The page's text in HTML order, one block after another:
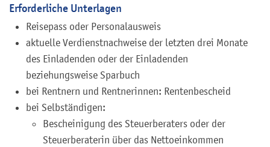
Erforderliche Unterlagen
Reisepass oder Personalausweis
aktuelle Verdienstnachweise der letzten drei Monate
des Einladenden oder der Einladenden
beziehungsweise Sparbuch
bei Rentnern und Rentnerinnen: Rentenbescheid
bei Selbständigen:
Bescheinigung des Steuerberaters oder der
Steuerberaterin über das Nettoeinkommen